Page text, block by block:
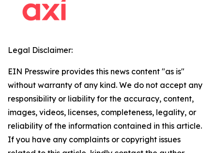
Legal Disclaimer:
EIN Presswire provides this news content "as is"
without warranty of any kind. We do not accept any
responsibility or liability for the accuracy, content,
images, videos, licenses, completeness, legality, or
reliability of the information contained in this article.
If you have any complaints or copyright issues